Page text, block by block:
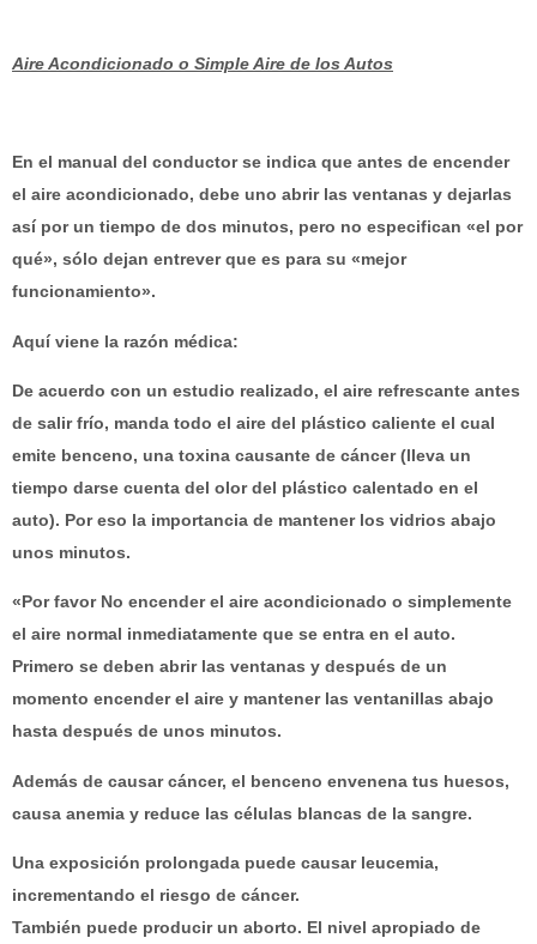
Aire Acondicionado o Simple Aire de los Autos
En el manual del conductor se indica que antes de encender
el aire acondicionado, debe uno abrir las ventanas y dejarlas
así por un tiempo de dos minutos, pero no especifican «el por
qué», sólo dejan entrever que es para su «mejor
funcionamiento».
Aquí viene la razón médica:
De acuerdo con un estudio realizado, el aire refrescante antes
de salir frío, manda todo el aire del plástico caliente el cual
emite benceno, una toxina causante de cáncer (lleva un
tiempo darse cuenta del olor del plástico calentado en el
auto). Por eso la importancia de mantener los vidrios abajo
unos minutos.
«Por favor No encender el aire acondicionado o simplemente
el aire normal inmediatamente que se entra en el auto.
Primero se deben abrir las ventanas y después de un
momento encender el aire y mantener las ventanillas abajo
hasta después de unos minutos.
Además de causar cáncer, el benceno envenena tus huesos,
causa anemia y reduce las células blancas de la sangre.
Una exposición prolongada puede causar leucemia,
incrementando el riesgo de cáncer.
También puede producir un aborto. El nivel apropiado de